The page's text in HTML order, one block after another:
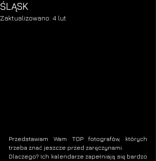
ŚLĄSK
Zaktualizowano: 4 lut
Przedstawiam Wam TOP fotografów, których
trzeba znać jeszcze przed zaręczynami.
Dlaczego? Ich kalendarze zapełniają się bardzo